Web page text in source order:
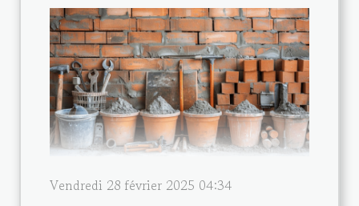
Vendredi 28 février 2025 04:34